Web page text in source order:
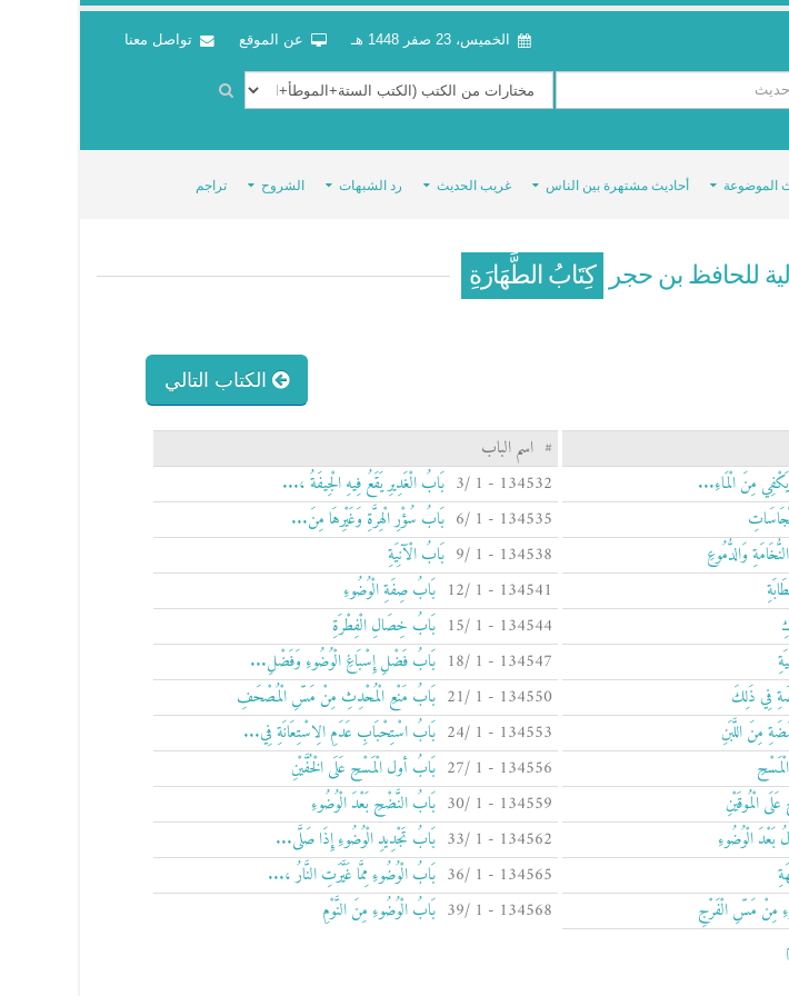
الخميس، 23 صفر 1448 هـ عن الموقع تواصل معنا
الموضوعة أحاديث مشتهرة بين الناس غريب الحديث رد الشبهات الشروح تراجم
للحافظ بن حجر كِتَابُ الطَّهَارَةِ
الكتاب التالي
# اسم الباب
مِنَ الْمَاءِ... 134532 - 1 /3
بَابُ الْغَدِيرِ يَقَعُ فِيهِ الْجِيفَةُ ،...
134535 - 1 /6
بَابُ سُؤْرِ الْهِرَّةِ وَغَيْرِهَا مِنَ...
وَالدُّمُوعِ 134538 - 1 /9
بَابُ الْآنِيَةِ
134541 - 1 /12
بَابُ صِفَةِ الْوُضُوءِ
134544 - 1 /15
بَابُ خِصَالِ الْفِطْرَةِ
134547 - 1 /18
بَابُ فَضْلِ إِسْبَاغِ الْوُضُوءِ وَفَضْلِ...
فِي ذَلِكَ 134550 - 1 /21
بَابُ مَنْعِ الْمُحْدِثِ مِنْ مَسِّ الْمُصْحَفِ
مِنَ اللَّبَنِ 134553 - 1 /24
بَابُ اسْتِحْبَابِ عَدَمِ الِاسْتِعَانَةِ فِي...
134556 - 1 /27
بَابُ أول الْمَسْحِ عَلَى الْخُفَّيْنِ
الْمُوقَيْنِ 134559 - 1 /30
بَابُ النَّضْحِ بَعْدَ الْوُضُوءِ
بَعْدَ الْوُضُوءِ 134562 - 1 /33
بَابُ تَجْدِيدِ الْوُضُوءِ إِذَا صَلَّى...
134565 - 1 /36
بَابُ الْوُضُوءِ مِمَّا غَيَّرَتِ النَّارُ ،...
مِنْ مَسِّ الْفَرْجِ 134568 - 1 /39
بَابُ الْوُضُوءِ مِنَ النَّوْمِ